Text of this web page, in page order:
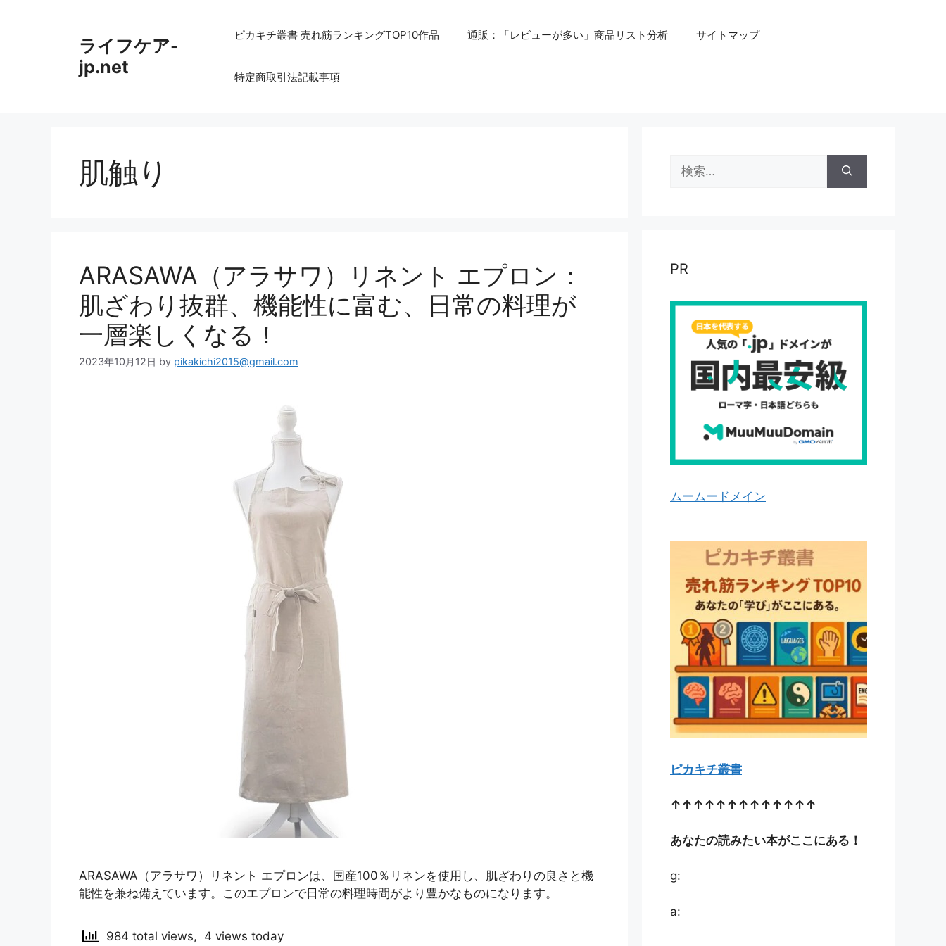
ライフケア-
jp.net
ピカキチ叢書 売れ筋ランキングTOP10作品 通販：「レビューが多い」商品リスト分析 サイトマップ
特定商取引法記載事項
肌触り
ARASAWA（アラサワ）リネント エプロン：
肌ざわり抜群、機能性に富む、日常の料理が
一層楽しくなる！
2023年10月12日 by pikakichi2015@gmail.com
ARASAWA（アラサワ）リネント エプロンは、国産100％リネンを使用し、肌ざわりの良さと機
能性を兼ね備えています。このエプロンで日常の料理時間がより豊かなものになります。
984 total views, 4 views today
索:
PR
ムームードメイン
ピカキチ叢書
↑↑↑↑↑↑↑↑↑↑↑↑↑
あなたの読みたい本がここにある！
g:
a: